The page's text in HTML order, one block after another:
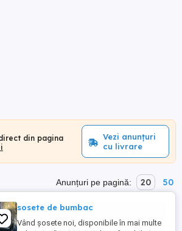
din pagina
Vezi anunțuri
cu livrare
Anunțuri pe pagină: 20 50
sosete de bumbac
Vând șosete noi, disponibile în mai multe